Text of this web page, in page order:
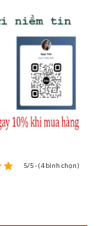
5/5 - (4 bình chọn)